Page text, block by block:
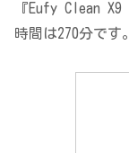
『Eufy Clean
時間は270分です。